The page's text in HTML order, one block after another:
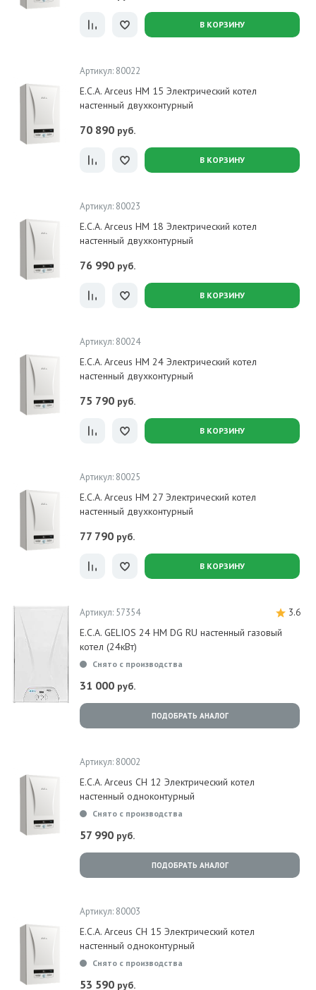
В КОРЗИНУ
Артикул: 80022
E.C.A. Arceus HM 15 Электрический котел
настенный двухконтурный
70 890 руб.
В КОРЗИНУ
Артикул: 80023
E.C.A. Arceus HM 18 Электрический котел
настенный двухконтурный
76 990 руб.
В КОРЗИНУ
Артикул: 80024
E.C.A. Arceus HM 24 Электрический котел
настенный двухконтурный
75 790 руб.
В КОРЗИНУ
Артикул: 80025
E.C.A. Arceus HM 27 Электрический котел
настенный двухконтурный
77 790 руб.
В КОРЗИНУ
Артикул: 57354 3.6
E.C.A. GELIOS 24 HM DG RU настенный газовый
котел (24кВт)
Снято с производства
31 000 руб.
ПОДОБРАТЬ АНАЛОГ
Артикул: 80002
E.C.A. Arceus CH 12 Электрический котел
настенный одноконтурный
Снято с производства
57 990 руб.
ПОДОБРАТЬ АНАЛОГ
Артикул: 80003
E.C.A. Arceus CH 15 Электрический котел
настенный одноконтурный
Снято с производства
53 590 руб.